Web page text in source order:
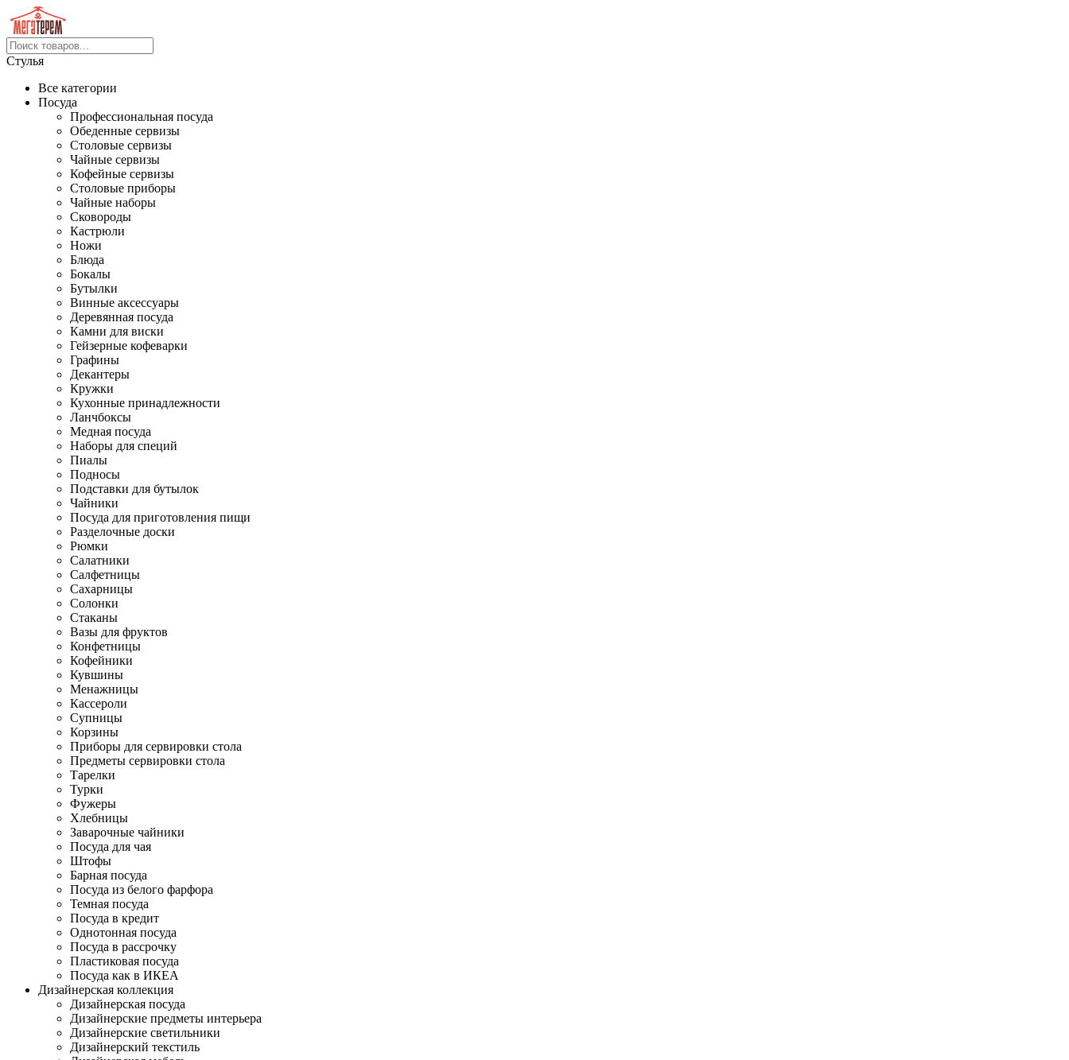
Стулья
Все категории
Посуда
Профессиональная посуда
Обеденные сервизы
Столовые сервизы
Чайные сервизы
Кофейные сервизы
Столовые приборы
Чайные наборы
Сковороды
Кастрюли
Ножи
Блюда
Бокалы
Бутылки
Винные аксессуары
Деревянная посуда
Камни для виски
Гейзерные кофеварки
Графины
Декантеры
Кружки
Кухонные принадлежности
Ланчбоксы
Медная посуда
Наборы для специй
Пиалы
Подносы
Подставки для бутылок
Чайники
Посуда для приготовления пищи
Разделочные доски
Рюмки
Салатники
Салфетницы
Сахарницы
Солонки
Стаканы
Вазы для фруктов
Конфетницы
Кофейники
Кувшины
Менажницы
Кассероли
Супницы
Корзины
Приборы для сервировки стола
Предметы сервировки стола
Тарелки
Турки
Фужеры
Хлебницы
Заварочные чайники
Посуда для чая
Штофы
Барная посуда
Посуда из белого фарфора
Темная посуда
Посуда в кредит
Однотонная посуда
Посуда в рассрочку
Пластиковая посуда
Посуда как в ИКЕА
Дизайнерская коллекция
Дизайнерская посуда
Дизайнерские предметы интерьера
Дизайнерские светильники
Дизайнерский текстиль